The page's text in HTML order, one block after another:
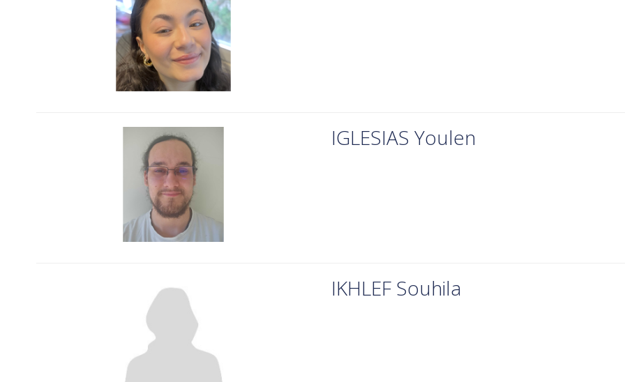
IGLESIAS Youlen
IKHLEF Souhila